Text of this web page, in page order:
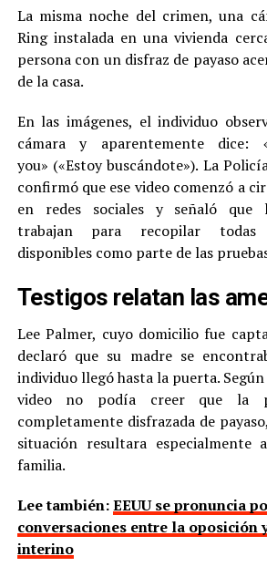
La misma noche del crimen, una
Ring instalada en una vivienda
persona con un disfraz de payaso
de la casa.
En las imágenes, el individuo
cámara y aparentemente dice:
you» («Estoy buscándote»). La
confirmó que ese video comenzó a
en redes sociales y señaló que
trabajan para recopilar todas
disponibles como parte de las
Testigos relatan las
Lee Palmer, cuyo domicilio fue
declaró que su madre se
individuo llegó hasta la puerta.
video no podía creer que la
completamente disfrazada de
situación resultara especialmente
familia.
Lee también:EEUU se pronuncia
conversaciones entre la oposición
interino